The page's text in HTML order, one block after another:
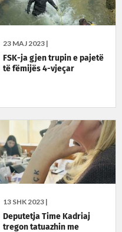
23 MAJ 2023 |
FSK-ja gjen trupin e pajetë
të fëmijës 4-vjeçar
13 SHK 2023 |
Deputetja Time Kadriaj
tregon tatuazhin me